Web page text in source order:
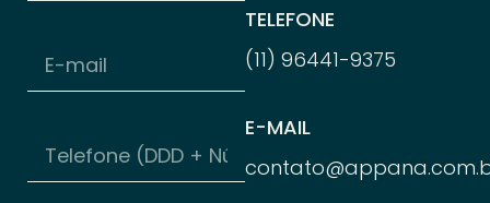
TELEFONE
(11) 96441-9375
E-MAIL